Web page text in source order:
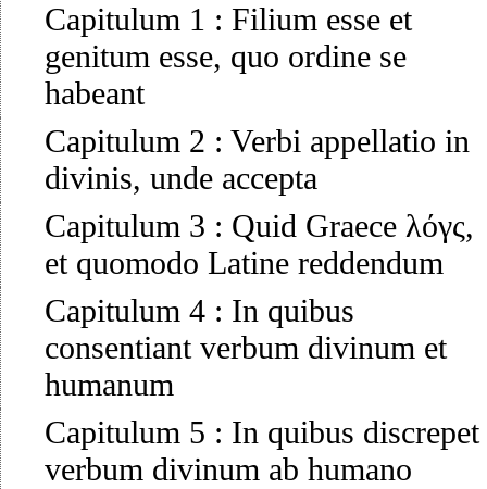
Capitulum 1 : Filium esse et
genitum esse, quo ordine se
habeant
Capitulum 2 : Verbi appellatio in
divinis, unde accepta
Capitulum 3 : Quid Graece λόγς,
et quomodo Latine reddendum
Capitulum 4 : In quibus
consentiant verbum divinum et
humanum
Capitulum 5 : In quibus discrepet
verbum divinum ab humano